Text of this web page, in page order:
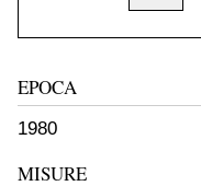
EPOCA
1980
MISURE